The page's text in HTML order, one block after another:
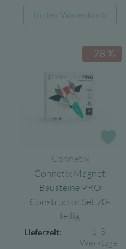
war:
15,99 €
ist:
9,59 €.
In den Warenkorb
-28 %
Connetix
Connetix Magnet
Bausteine PRO
Constructor Set 70-
teilig
Lieferzeit:
1-3
Werktage